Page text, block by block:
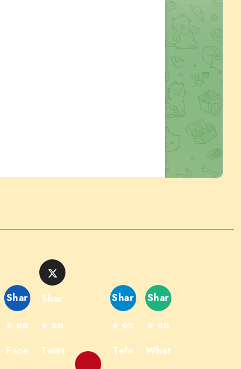
Shar
e on
Face
Shar
e on
Twitt
Shar
e on
Tele
Shar
e on
What